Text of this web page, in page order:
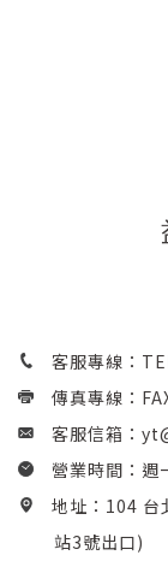
客服專線：
傳真專線：
客服信箱：
營業時間：週
地址：104 台
站3號出口)